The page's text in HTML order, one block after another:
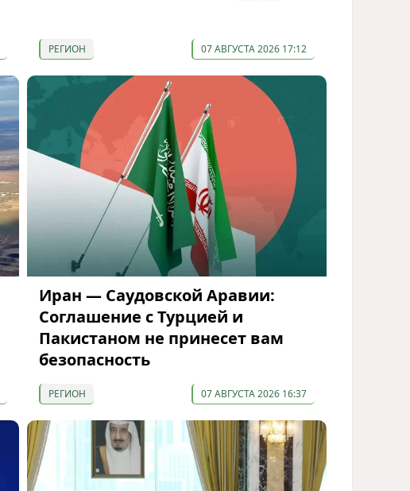
РЕГИОН 07 АВГУСТА 2026 17:12
Иран — Саудовской Аравии:
Соглашение с Турцией и
Пакистаном не принесет вам
безопасность
РЕГИОН 07 АВГУСТА 2026 16:37